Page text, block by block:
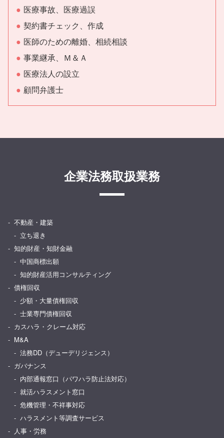
医療事故、医療過誤
契約書チェック、作成
医師のための離婚、相続相談
事業継承、Ｍ＆Ａ
医療法人の設立
顧問弁護士
企業法務取扱業務
不動産・建築
立ち退き
知的財産・知財金融
中国商標出願
知的財産活用コンサルティング
債権回収
少額・大量債権回収
士業専門債権回収
カスハラ・クレーム対応
M&A
法務DD（デューデリジェンス）
ガバナンス
内部通報窓口（パワハラ防止法対応）
就活ハラスメント窓口
危機管理・不祥事対応
ハラスメント等調査サービス
人事・労務